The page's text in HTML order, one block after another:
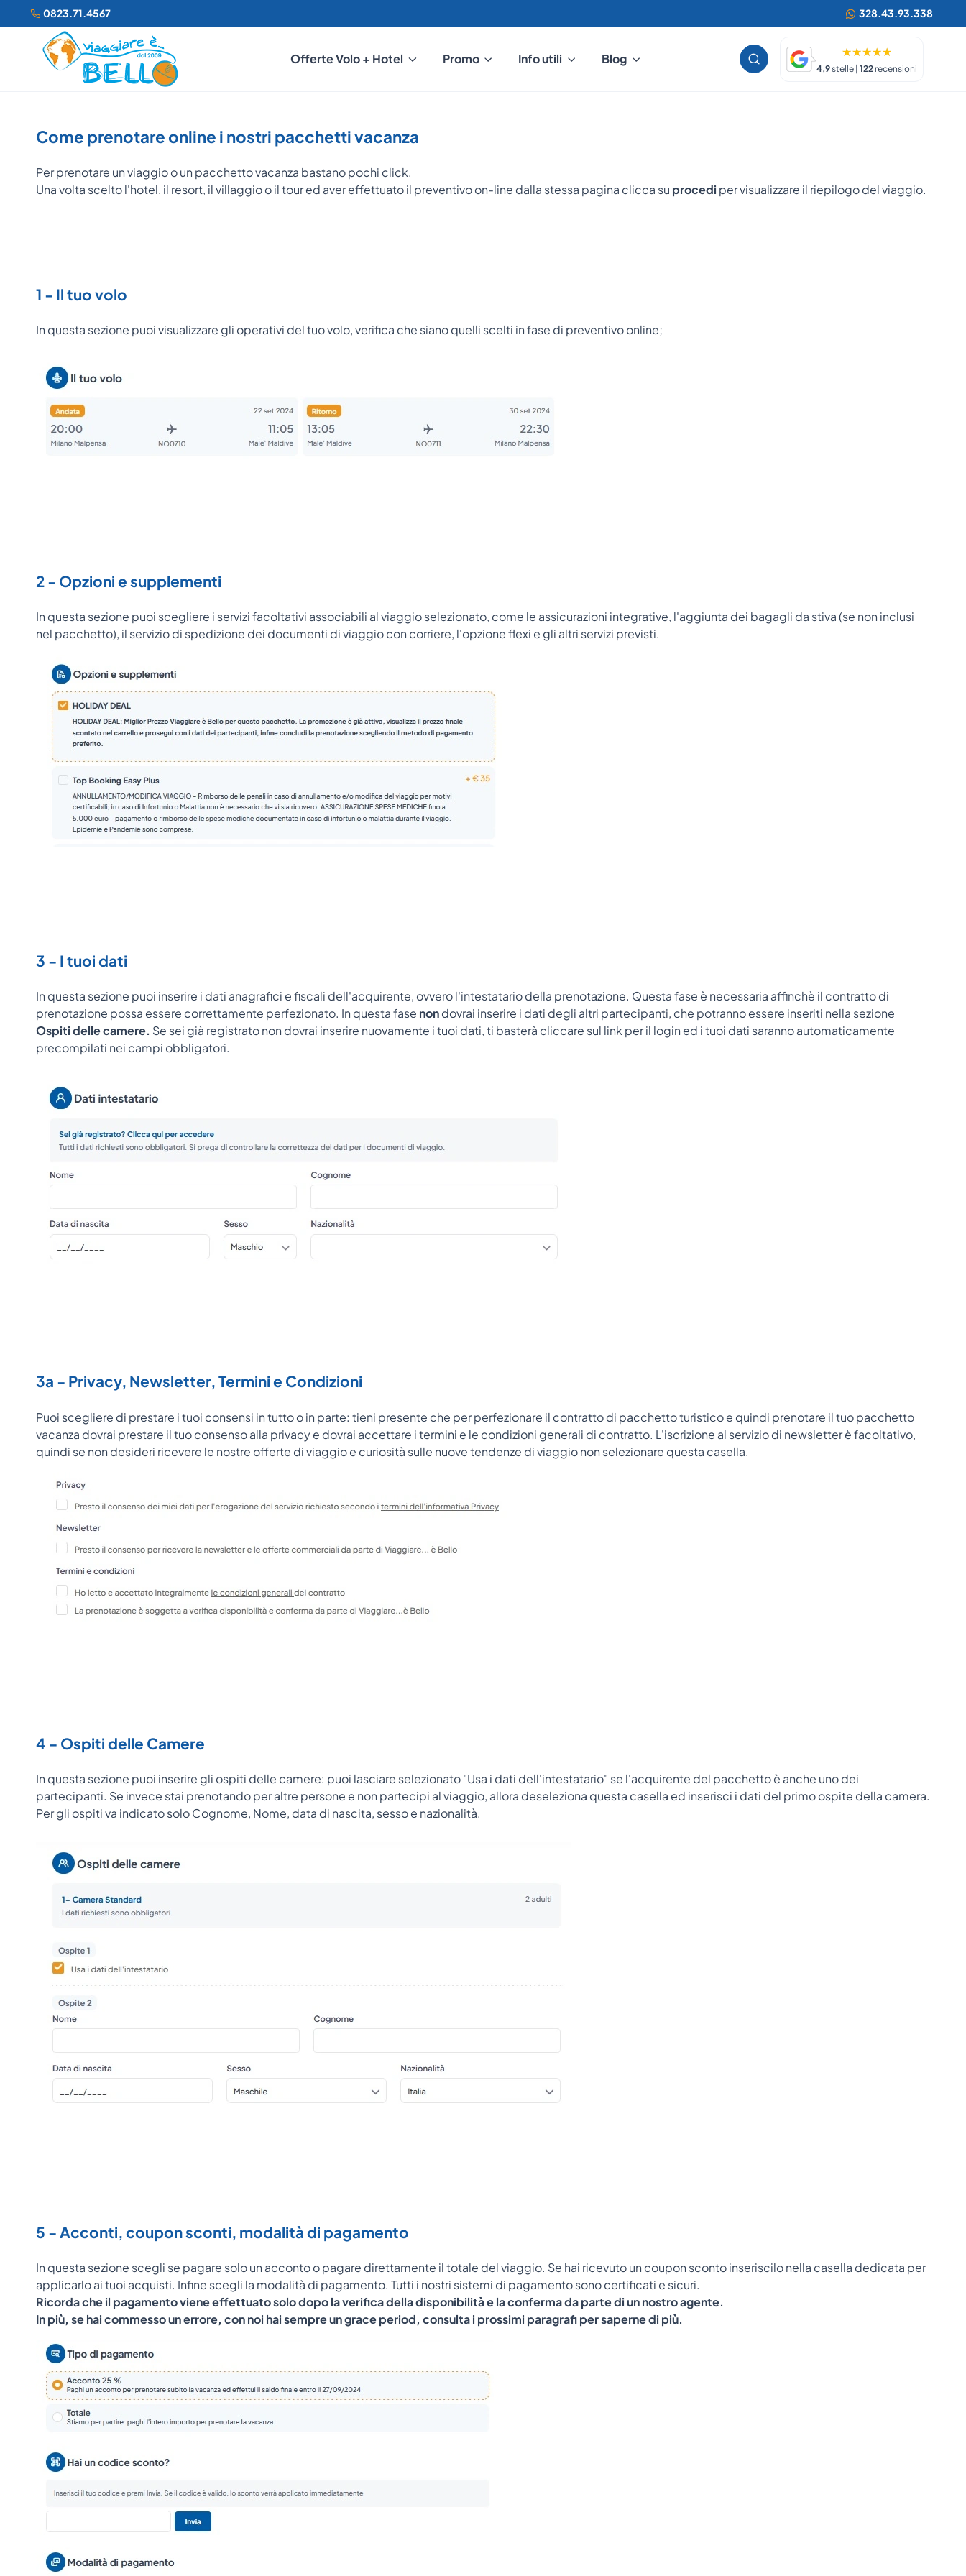
0823.71.4567 328.43.93.338
Offerte Volo + Hotel Promo Info utili Blog
4,9stelle | 122recensioni
Come prenotare online i nostri pacchetti vacanza
Per prenotare un viaggio o un pacchetto vacanza bastano pochi click.
Una volta scelto l'hotel, il resort, il villaggio o il tour ed aver effettuato il preventivo on-line dalla stessa pagina clicca su procedi per visualizzare il riepilogo del viaggio.
1 - Il tuo volo
In questa sezione puoi visualizzare gli operativi del tuo volo, verifica che siano quelli scelti in fase di preventivo online;
2 - Opzioni e supplementi
In questa sezione puoi scegliere i servizi facoltativi associabili al viaggio selezionato, come le assicurazioni integrative, l'aggiunta dei bagagli da stiva (se non inclusi
nel pacchetto), il servizio di spedizione dei documenti di viaggio con corriere, l'opzione flexi e gli altri servizi previsti.
3 - I tuoi dati
In questa sezione puoi inserire i dati anagrafici e fiscali dell'acquirente, ovvero l'intestatario della prenotazione. Questa fase è necessaria affinchè il contratto di
prenotazione possa essere correttamente perfezionato. In questa fase nondovrai inserire i dati degli altri partecipanti, che potranno essere inseriti nella sezione
Ospiti delle camere. Se sei già registrato non dovrai inserire nuovamente i tuoi dati, ti basterà cliccare sul link per il login ed i tuoi dati saranno automaticamente
precompilati nei campi obbligatori.
3a - Privacy, Newsletter, Termini e Condizioni
Puoi scegliere di prestare i tuoi consensi in tutto o in parte: tieni presente che per perfezionare il contratto di pacchetto turistico e quindi prenotare il tuo pacchetto
vacanza dovrai prestare il tuo consenso alla privacy e dovrai accettare i termini e le condizioni generali di contratto. L'iscrizione al servizio di newsletter è facoltativo,
quindi se non desideri ricevere le nostre offerte di viaggio e curiosità sulle nuove tendenze di viaggio non selezionare questa casella.
4 - Ospiti delle Camere
In questa sezione puoi inserire gli ospiti delle camere: puoi lasciare selezionato "Usa i dati dell'intestatario" se l'acquirente del pacchetto è anche uno dei
partecipanti. Se invece stai prenotando per altre persone e non partecipi al viaggio, allora deseleziona questa casella ed inserisci i dati del primo ospite della camera.
Per gli ospiti va indicato solo Cognome, Nome, data di nascita, sesso e nazionalità.
5 - Acconti, coupon sconti, modalità di pagamento
In questa sezione scegli se pagare solo un acconto o pagare direttamente il totale del viaggio. Se hai ricevuto un coupon sconto inseriscilo nella casella dedicata per
applicarlo ai tuoi acquisti. Infine scegli la modalità di pagamento. Tutti i nostri sistemi di pagamento sono certificati e sicuri.
Ricorda che il pagamento viene effettuato solo dopo la verifica della disponibilità e la conferma da parte di un nostro agente.
In più, se hai commesso un errore, con noi hai sempre un grace period, consulta i prossimi paragrafi per saperne di più.